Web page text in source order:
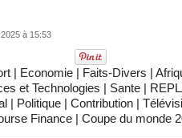
à 15:53
| Economie | Faits-Divers |
et Technologies | Sante |
| Politique | Contribution |
Finance | Coupe du monde